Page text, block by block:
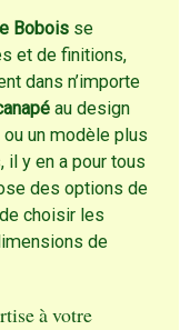
Bobois se
et de finitions,
dans n’importe
au design
un modèle plus
y en a pour tous
des options de
choisir les
de
à votre